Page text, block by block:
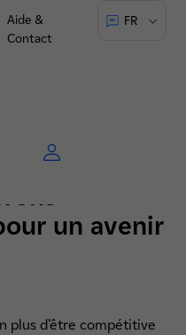
Aide &
Contact
FR
un avenir
plus d’être compétitive